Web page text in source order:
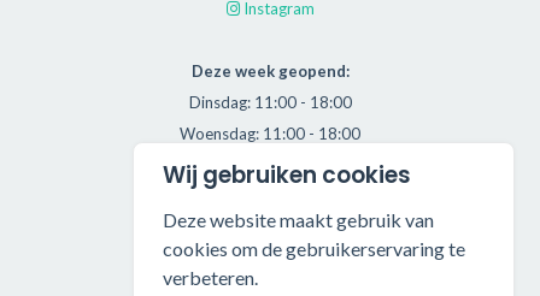
Instagram
Deze week geopend:
Dinsdag: 11:00 - 18:00
Woensdag: 11:00 - 18:00
Donderdag: 11:00 - 21:00
Zaterdag: 11:00 - 17:00
Alle getoonde prijzen zijn incl. BTW.
Wij gebruiken cookies
Deze website maakt gebruik van
cookies om de gebruikerservaring te
verbeteren.